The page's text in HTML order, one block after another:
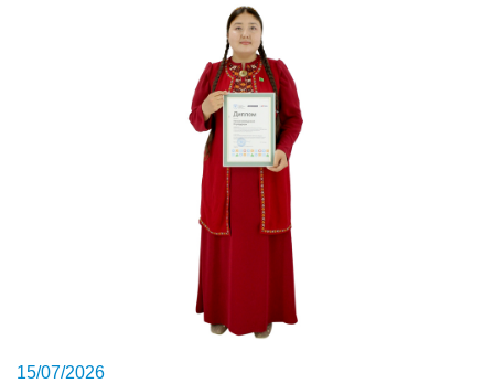
15/07/2026